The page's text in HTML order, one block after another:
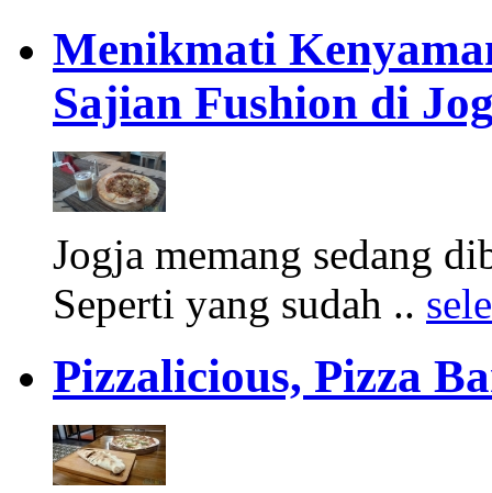
Menikmati
Sajian Fushion di
Jogja memang sedang
Seperti yang sudah ..
Pizzalicious, Pizza